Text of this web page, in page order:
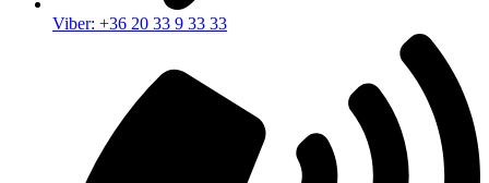
Viber: +36 20 33 9 33 33